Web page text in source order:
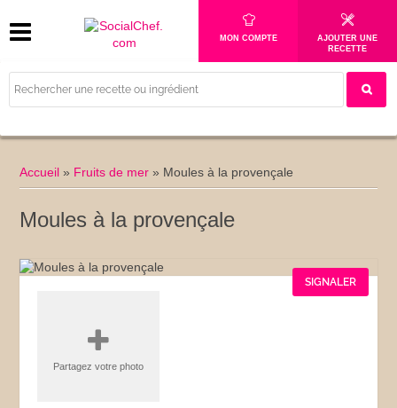
MON COMPTE
AJOUTER UNE
RECETTE
Accueil » Fruits de mer » Moules à la provençale
Moules à la provençale
SIGNALER
Partagez votre photo